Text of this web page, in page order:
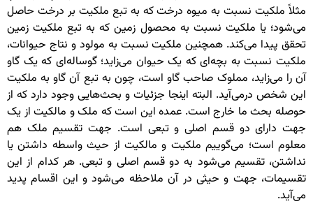
مثلاً ملکیت نسبت به میوه درخت که به تبع ملکیت بر درخت حاصل
می‌شود؛ یا ملکیت نسبت به محصول زمین که به تبع ملکیت زمین
تحقق پیدا می‌کند. همچنین ملکیت نسبت به مولود و نتاج حیوانات،
ملکیت نسبت به بچه‌ای که یک حیوان می‌زاید؛ گوساله‌ای که یک گاو
آن را می‌زاید، مملوک صاحب گاو است، چون به تبع آن گاو به ملکیت
این شخص درمی‌آید. البته اینجا جزئیات و بحث‌هایی وجود دارد که از
حوصله بحث ما خارج است. عمده این است که ملک و مالکیت از یک
جهت دارای دو قسم اصلی و تبعی است. جهت تقسیم ملک هم
معلوم است؛ می‌گوییم ملکیت و مالکیت از حیث واسطه داشتن یا
نداشتن، تقسیم می‌شود به دو قسم اصلی و تبعی. هر کدام از این
تقسیمات، جهت و حیثی در آن ملاحظه می‌شود و این اقسام پدید
می‌آید.